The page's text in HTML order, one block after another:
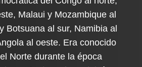
Malaui y Mozambique al
Botsuana al sur, Namibia al
al oeste. Era conocido
Norte durante la época